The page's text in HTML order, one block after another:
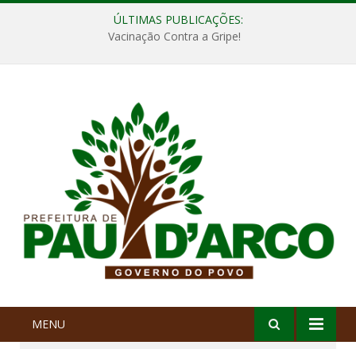
ÚLTIMAS PUBLICAÇÕES:
Vacinação Contra a Gripe!
MENU